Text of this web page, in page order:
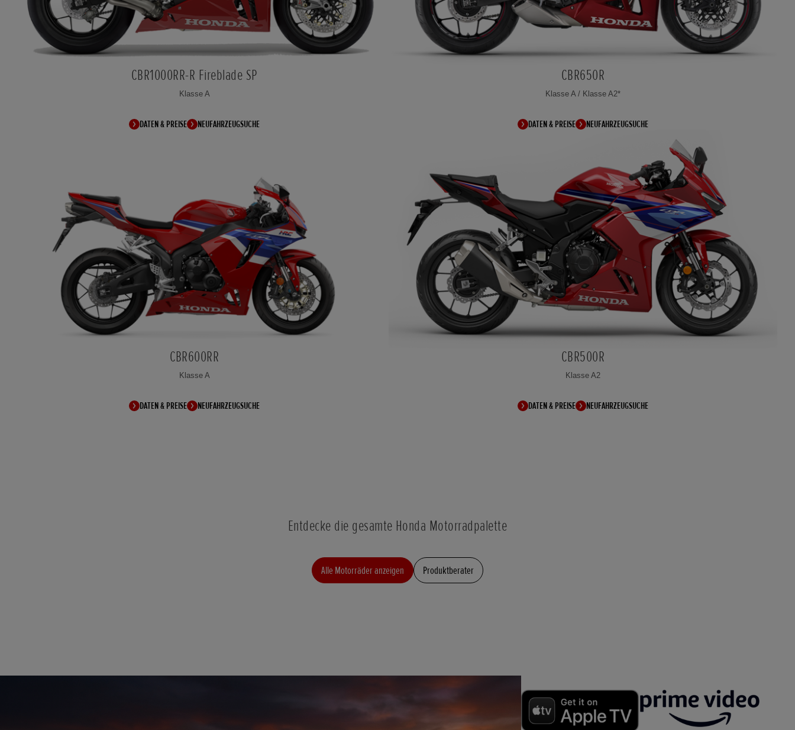
CBR1000RR-R Fireblade SP
Klasse A
DATEN & PREISE NEUFAHRZEUGSUCHE
CBR600RR
Klasse A
DATEN & PREISE NEUFAHRZEUGSUCHE
CBR650R
Klasse A / Klasse A2*
DATEN & PREISE NEUFAHRZEUGSUCHE
CBR500R
Klasse A2
DATEN & PREISE NEUFAHRZEUGSUCHE
Entdecke die gesamte Honda Motorradpalette
Alle Motorräder anzeigen Produktberater